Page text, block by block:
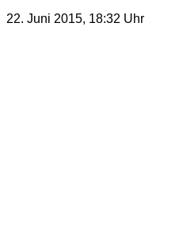
22. Juni 2015, 18:32 Uhr